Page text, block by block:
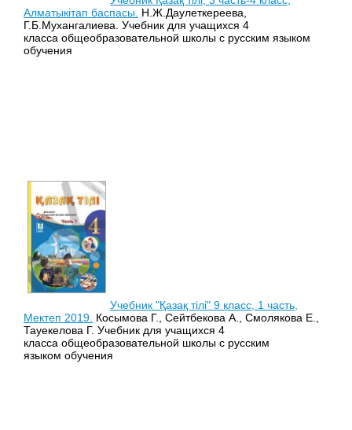
Алматыкітап баспасы. Н.Ж.Даулеткереева,
Г.Б.Мухангалиева. Учебник для учащихся 4
класса общеобразовательной школы с русским языком
обучения
Учебник "Қазақ тілі" 9 класс, 1 часть,
Мектеп 2019. Косымова Г., Сейтбекова А., Смолякова Е.,
Тауекелова Г. Учебник для учащихся 4
класса общеобразовательной школы с русским
языком обучения